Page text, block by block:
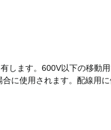
します。600V以下の移動
に使用されます。配線用に